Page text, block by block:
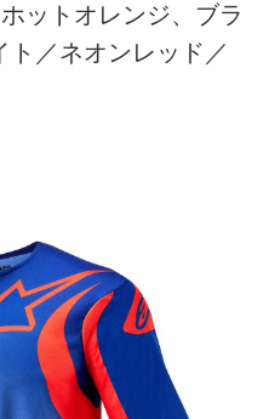
ットオレンジ、ブラ
ト／ネオンレッド／